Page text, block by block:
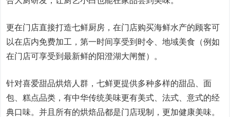
更在门店直接打造七鲜厨房，在门店购买海鲜水产的顾客可
以在店内免费加工，第一时间享受到时令、地域美食（例如
在门店可享受到最新鲜的阳澄湖大闸蟹）。
针对喜爱甜品烘焙人群，七鲜更提供多种多样的甜品、面
包、糕点品类，有中华传统美味更有美式、法式、意式的经
典口味。并且所有的烘焙品都是门店现制，更加健康美味。